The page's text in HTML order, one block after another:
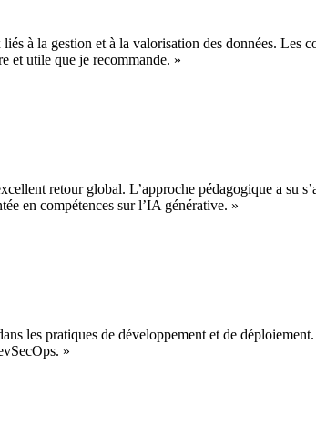
à la gestion et à la valorisation des données. Les
et utile que je recommande. »
retour global. L’approche pédagogique a su
en compétences sur l’IA générative. »
les pratiques de développement et de
»